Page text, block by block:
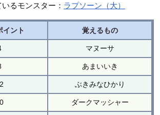
るモンスター： ラプソーン（大）
イント 覚えるもの
マヌーサ
あまいいき
ぶきみなひかり
ダークマッシャー